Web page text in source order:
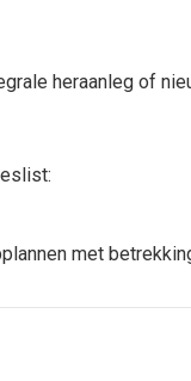
heraanleg of
met